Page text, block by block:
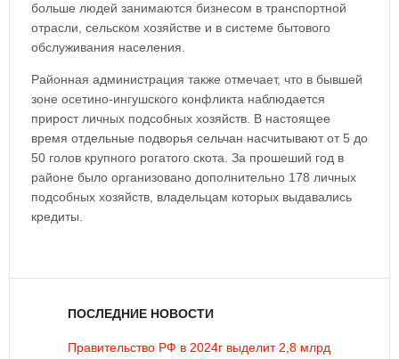
больше людей занимаются бизнесом в транспортной
отрасли, сельском хозяйстве и в системе бытового
обслуживания населения.
Районная администрация также отмечает, что в бывшей
зоне осетино-ингушского конфликта наблюдается
прирост личных подсобных хозяйств. В настоящее
время отдельные подворья сельчан насчитывают от 5 до
50 голов крупного рогатого скота. За прошеший год в
районе было организовано дополнительно 178 личных
подсобных хозяйств, владельцам которых выдавались
кредиты.
ПОСЛЕДНИЕ НОВОСТИ
Правительство РФ в 2024г выделит 2,8 млрд